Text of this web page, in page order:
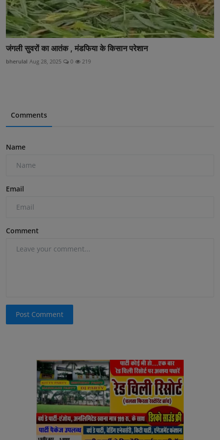
जंगली सुवरों का आतंक , मंडफिया के किसान परेशान
bherulal Aug 28, 2025 0 219
Comments
Name
Email
Comment
Post Comment